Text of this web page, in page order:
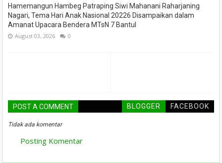
Hamemangun Hambeg Patraping Siwi Mahanani Raharjaning
Nagari, Tema Hari Anak Nasional 20226 Disampaikan dalam
Amanat Upacara Bendera MTsN 7 Bantul
August 03, 2026 0
POST A COMMENT BLOGGER FACEBOOK
Tidak ada komentar
Posting Komentar